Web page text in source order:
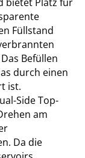
Füllstand
Befüllen
durch einen
ist.
Side Top-
am
Da die